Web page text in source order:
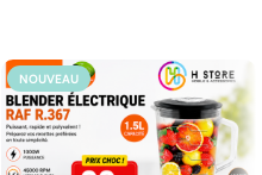
NOUVEAU